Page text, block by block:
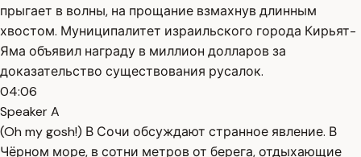
прыгает в волны, на прощание взмахнув длинным
хвостом. Муниципалитет израильского города Кирьят-
Яма объявил награду в миллион долларов за
доказательство существования русалок.
04:06
Speaker A
(Oh my gosh!) В Сочи обсуждают странное явление. В
Чёрном море, в сотни метров от берега, отдыхающие